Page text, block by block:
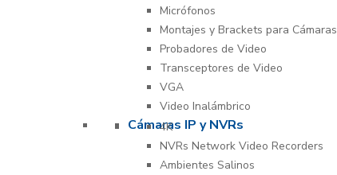
Micrófonos
Montajes y Brackets para Cámaras
Probadores de Video
Transceptores de Video
VGA
Video Inalámbrico
Cámaras IP y NVRs
4K
NVRs Network Video Recorders
Ambientes Salinos